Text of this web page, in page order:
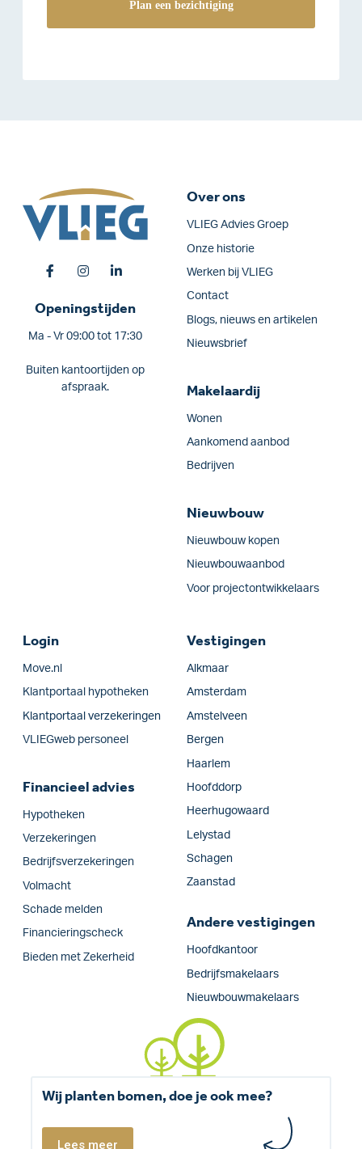
Openingstijden
Ma - Vr 09:00 tot 17:30
Buiten kantoortijden op
afspraak.
Over ons
VLIEG Advies Groep
Onze historie
Werken bij VLIEG
Contact
Blogs, nieuws en artikelen
Nieuwsbrief
Makelaardij
Wonen
Aankomend aanbod
Bedrijven
Nieuwbouw
Nieuwbouw kopen
Nieuwbouwaanbod
Voor projectontwikkelaars
Login
Move.nl
Klantportaal hypotheken
Klantportaal verzekeringen
VLIEGweb personeel
Financieel advies
Hypotheken
Verzekeringen
Bedrijfs­verzekeringen
Volmacht
Schade melden
Financieringscheck
Bieden met Zekerheid
Vestigingen
Alkmaar
Amsterdam
Amstelveen
Bergen
Haarlem
Hoofddorp
Heerhugowaard
Lelystad
Schagen
Zaanstad
Andere vestigingen
Hoofdkantoor
Bedrijfsmakelaars
Nieuwbouwmakelaars
Wij planten bomen, doe je ook mee?
Lees meer